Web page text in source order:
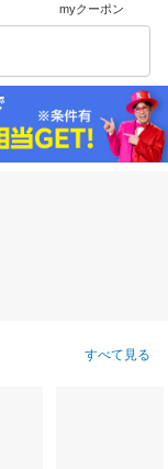
myクーポン
すべて見る